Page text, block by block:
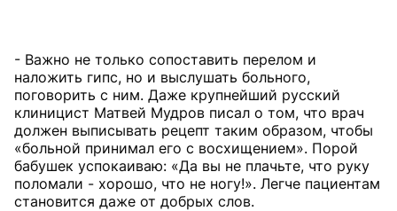
- Важно не только сопоставить перелом и
наложить гипс, но и выслушать больного,
поговорить с ним. Даже крупнейший русский
клиницист Матвей Мудров писал о том, что врач
должен выписывать рецепт таким образом, чтобы
«больной принимал его с восхищением». Порой
бабушек успокаиваю: «Да вы не плачьте, что руку
поломали - хорошо, что не ногу!». Легче пациентам
становится даже от добрых слов.